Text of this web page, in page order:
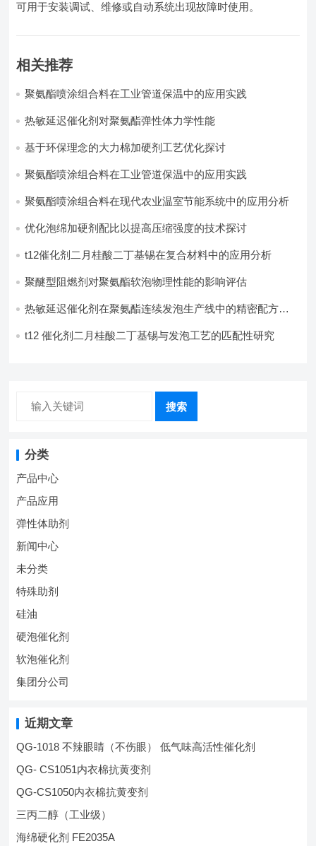
可用于安装调试、维修或自动系统出现故障时使用。
相关推荐
聚氨酯喷涂组合料在工业管道保温中的应用实践
热敏延迟催化剂对聚氨酯弹性体力学性能
基于环保理念的大力棉加硬剂工艺优化探讨
聚氨酯喷涂组合料在工业管道保温中的应用实践
聚氨酯喷涂组合料在现代农业温室节能系统中的应用分析​
优化泡绵加硬剂配比以提高压缩强度的技术探讨
t12催化剂二月桂酸二丁基锡在复合材料中的应用分析
聚醚型阻燃剂对聚氨酯软泡物理性能的影响评估​
热敏延迟催化剂在聚氨酯连续发泡生产线中的精密配方设
t12 催化剂二月桂酸二丁基锡与发泡工艺的匹配性研究
搜索
分类
产品中心
产品应用
弹性体助剂
新闻中心
未分类
特殊助剂
硅油
硬泡催化剂
软泡催化剂
集团分公司
近期文章
QG-1018 不辣眼睛（不伤眼） 低气味高活性催化剂
QG- CS1051内衣棉抗黄变剂
QG-CS1050内衣棉抗黄变剂
三丙二醇（工业级）
海绵硬化剂 FE2035A